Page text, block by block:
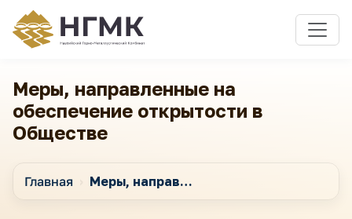
Меры, направленные на
обеспечение открытости в
Обществе
Главная Меры, направленные на обеспечение открытости в Обществе